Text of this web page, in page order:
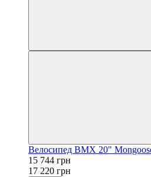
Велосипед BMX 20"
15 744 грн
17 220 грн